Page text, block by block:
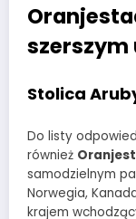
szerszym
Stolica
Do listy
również
samodzielnym
Norwegia,
krajem